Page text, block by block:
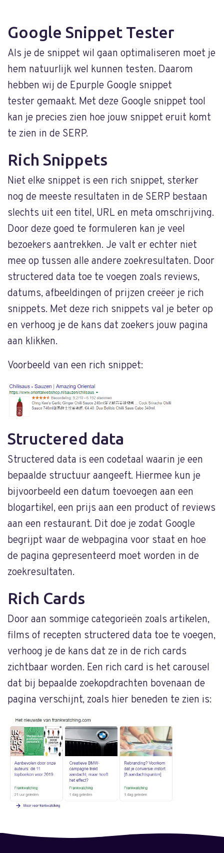
Google Snippet Tester
Als je de snippet wil gaan optimaliseren moet je
hem natuurlijk wel kunnen testen. Daarom
hebben wij de Epurple Google snippet
tester gemaakt. Met deze Google snippet tool
kan je precies zien hoe jouw snippet eruit komt
te zien in de SERP.
Rich Snippets
Niet elke snippet is een rich snippet, sterker
nog de meeste resultaten in de SERP bestaan
slechts uit een titel, URL en meta omschrijving.
Door deze goed te formuleren kan je veel
bezoekers aantrekken. Je valt er echter niet
mee op tussen alle andere zoekresultaten. Door
structered data toe te voegen zoals reviews,
datums, afbeeldingen of prijzen creëer je rich
snippets. Met deze rich snippets val je beter op
en verhoog je de kans dat zoekers jouw pagina
aan klikken.
Voorbeeld van een rich snippet:
Structered data
Structered data is een codetaal waarin je een
bepaalde structuur aangeeft. Hiermee kun je
bijvoorbeeld een datum toevoegen aan een
blogartikel, een prijs aan een product of reviews
aan een restaurant. Dit doe je zodat Google
begrijpt waar de webpagina voor staat en hoe
de pagina gepresenteerd moet worden in de
zoekresultaten.
Rich Cards
Door aan sommige categorieën zoals artikelen,
films of recepten structered data toe te voegen,
verhoog je de kans dat ze in de rich cards
zichtbaar worden. Een rich card is het carousel
dat bij bepaalde zoekopdrachten bovenaan de
pagina verschijnt, zoals hier beneden te zien is: